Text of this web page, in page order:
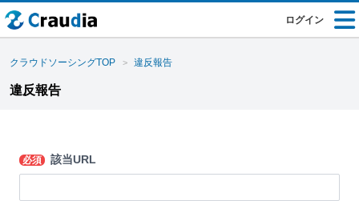
ログイン
クラウドソーシングTOP 違反報告
違反報告
必須 該当URL